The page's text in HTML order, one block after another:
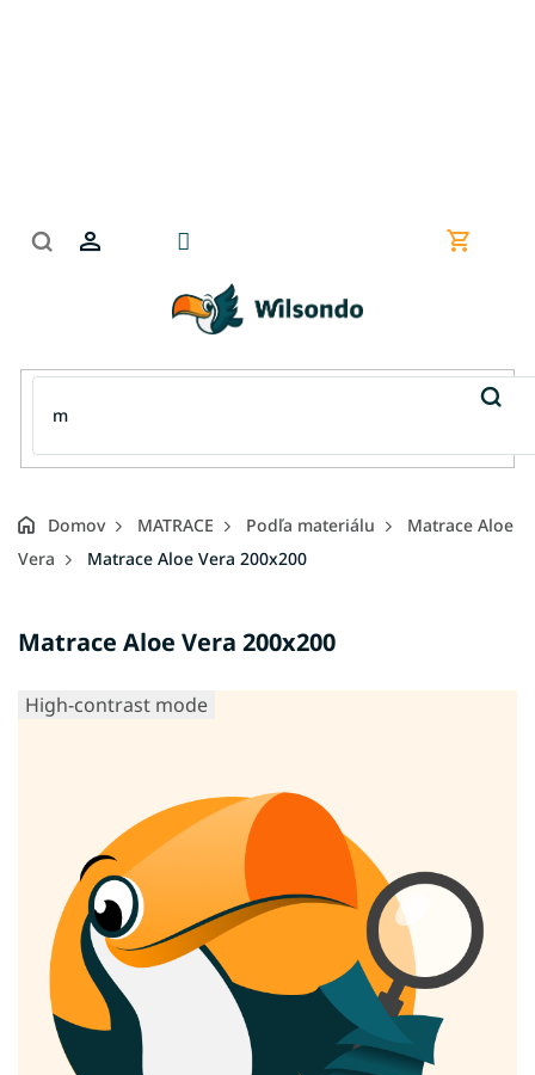
Domov MATRACE Podľa materiálu
Matrace Aloe
Vera
Matrace Aloe Vera 200x200
Matrace Aloe Vera 200x200
High-contrast mode